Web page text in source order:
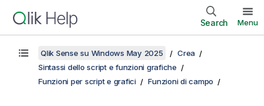
Search Menu
Qlik Sense su Windows May 2025
Crea
Sintassi dello script e funzioni grafiche
Funzioni per script e grafici
Funzioni di campo